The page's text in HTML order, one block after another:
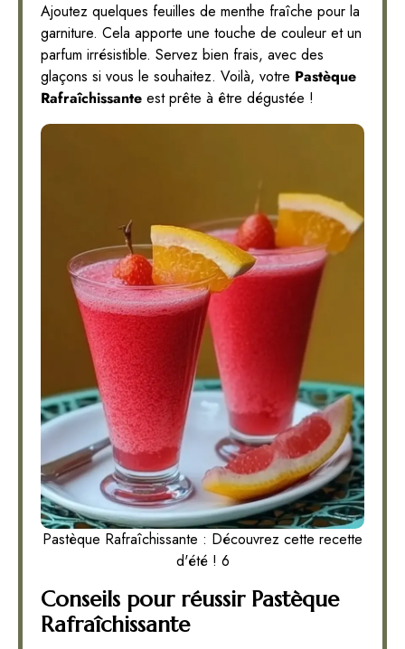
Ajoutez quelques feuilles de menthe fraîche pour la
garniture. Cela apporte une touche de couleur et un
parfum irrésistible. Servez bien frais, avec des
glaçons si vous le souhaitez. Voilà, votre Pastèque
Rafraîchissante est prête à être dégustée !
Pastèque Rafraîchissante : Découvrez cette recette
d'été ! 6
Conseils pour réussir Pastèque
Rafraîchissante